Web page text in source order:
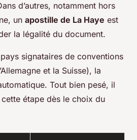
d’autres, notamment hors
un apostille de La Haye est
la légalité du document.
signataires de conventions
et la Suisse), la
Tout bien pesé, il
étape dès le choix du